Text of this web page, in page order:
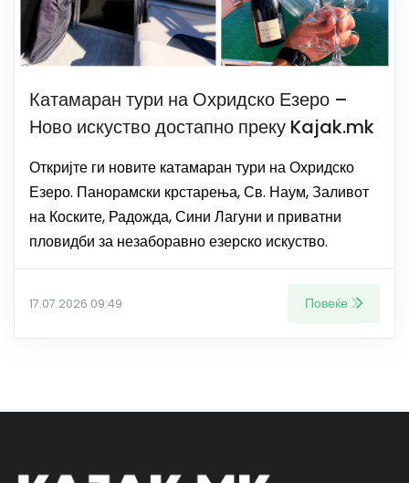
Катамаран тури на Охридско Езеро –
Ново искуство достапно преку Kajak.mk
Откријте ги новите катамаран тури на Охридско
Езеро. Панорамски крстарења, Св. Наум, Заливот
на Коските, Радожда, Сини Лагуни и приватни
пловидби за незаборавно езерско искуство.
17.07.2026 09:49 Повеќе